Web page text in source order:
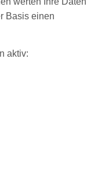
Basis einen
aktiv: